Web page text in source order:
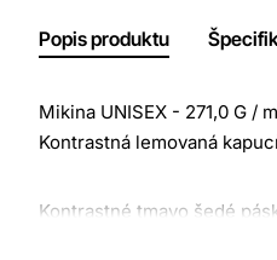
Popis produktu
Mikina UNISEX - 271,0 G /
Kontrastná lemovaná
Kontrastné tmavo šedé